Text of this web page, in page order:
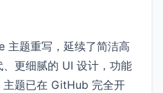
主题重写，延续了简洁高
更细腻的 UI 设计，功能
主题已在 GitHub 完全开